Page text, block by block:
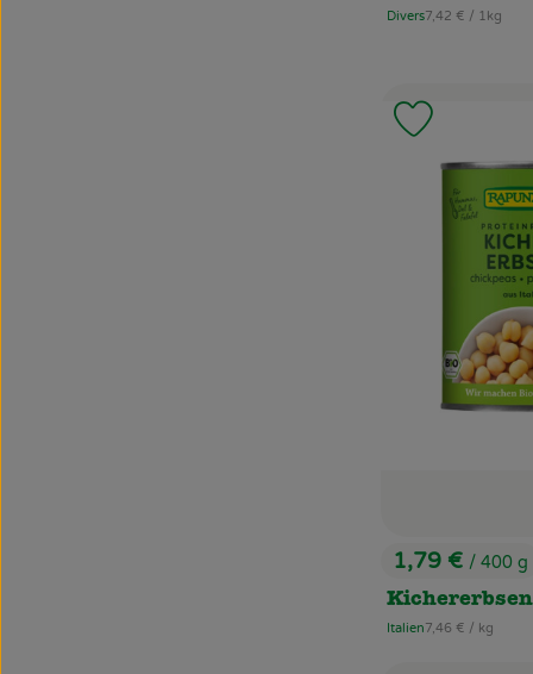
, Herkunft:
Divers, Referenzpreis:
7,42 € / 1kg
, Preis:
1,79 € / 400 g
, Herkunft:
Italien, Referenzpreis:
7,46 € / kg
Produkt